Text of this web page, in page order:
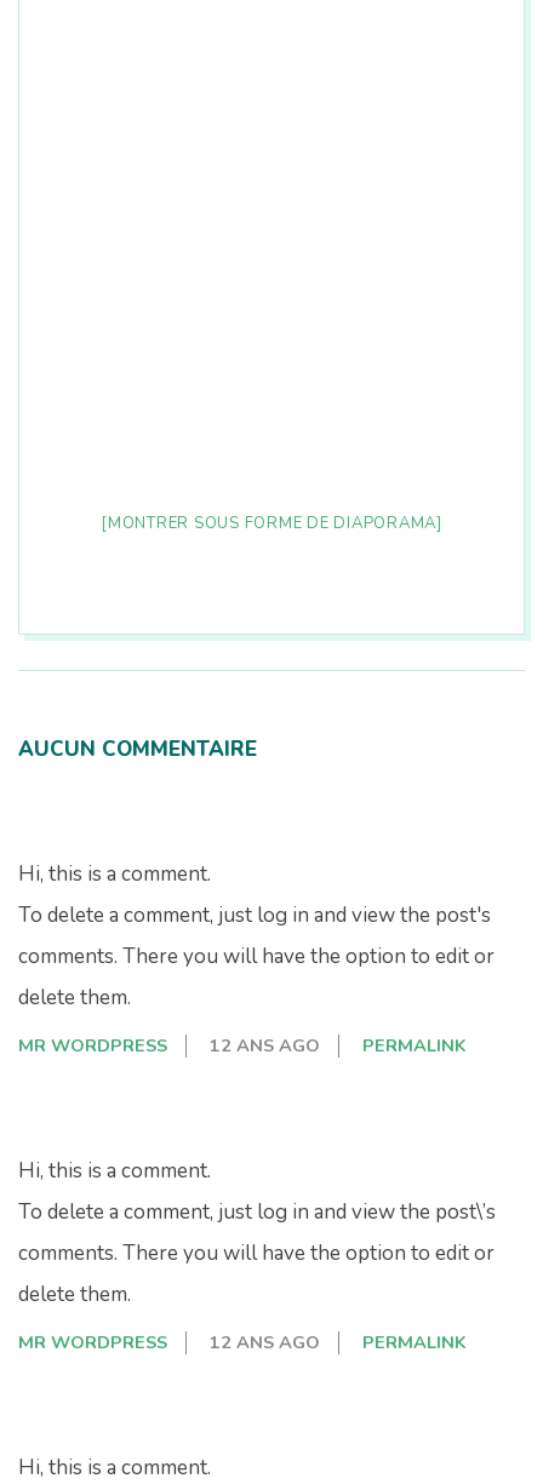
[MONTRER SOUS FORME DE DIAPORAMA]
09
AUCUN COMMENTAIRE
Hi, this is a comment.
To delete a comment, just log in and view the post's
comments. There you will have the option to edit or
delete them.
MR WORDPRESS 12 ANS AGO PERMALINK
Hi, this is a comment.
To delete a comment, just log in and view the post\’s
comments. There you will have the option to edit or
delete them.
MR WORDPRESS 12 ANS AGO PERMALINK
Hi, this is a comment.